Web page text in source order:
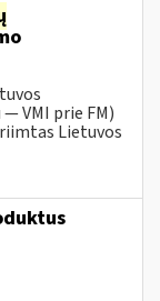
VMI prie FM)
Lietuvos